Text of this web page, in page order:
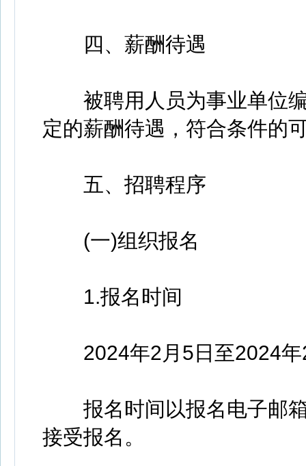
四、薪酬待遇
被聘用人员为事业单位编
定的薪酬待遇，符合条件的
五、招聘程序
(一)组织报名
1.报名时间
2024年2月5日至2024年
报名时间以报名电子邮箱
接受报名。